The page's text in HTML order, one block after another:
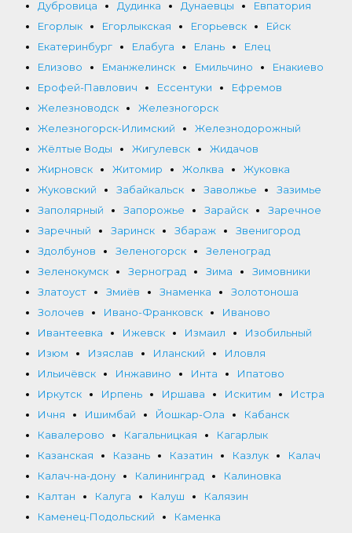
Дубровица
Дудинка Дунаевцы
Евпатория
Егорлык
Егорлыкская Егорьевск
Ейск
Екатеринбург
Елабуга Елань
Елец
Елизово
Еманжелинск Емильчино
Енакиево
Ерофей-Павлович
Ессентуки
Ефремов
Железноводск
Железногорск
Железногорск-Илимский
Железнодорожный
Жёлтые Воды
Жигулевск
Жидачов
Жирновск
Житомир Жолква
Жуковка
Жуковский
Забайкальск Заволжье
Зазимье
Заполярный
Запорожье Зарайск
Заречное
Заречный
Заринск Збараж
Звенигород
Здолбунов
Зеленогорск
Зеленоград
Зеленокумск
Зерноград Зима
Зимовники
Златоуст
Змиёв Знаменка
Золотоноша
Золочев
Ивано-Франковск
Иваново
Ивантеевка
Ижевск Измаил
Изобильный
Изюм
Изяслав Иланский
Иловля
Ильичёвск
Инжавино Инта
Ипатово
Иркутск
Ирпень Иршава Искитим
Истра
Ичня
Ишимбай Йошкар-Ола
Кабанск
Кавалерово
Кагальницкая
Кагарлык
Казанская
Казань Казатин Казлук
Калач
Калач-на-дону
Калининград
Калиновка
Калтан
Калуга Калуш
Калязин
Каменец-Подольский
Каменка